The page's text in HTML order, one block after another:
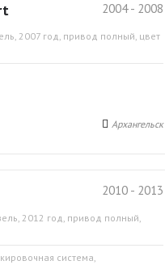
2004 - 2008
2007 год, привод полный, цвет
Архангельск
2010 - 2013
2012 год, привод полный,
система,